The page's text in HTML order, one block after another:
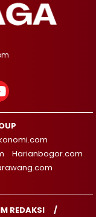
Harianbogor.com
REDAKSI